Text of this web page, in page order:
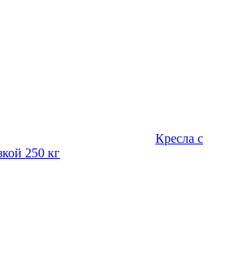
Кресла с
250 кг